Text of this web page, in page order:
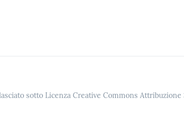
sotto Licenza Creative Commons Attribuzione